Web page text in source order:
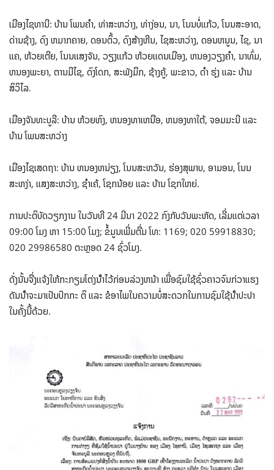
ເມືອງໄຊທານີ: ບ້ານ ໂພນຄຳ, ທ່າສະຫວ່າງ, ທ່າງ່ອນ, ນາ, ໂນນບໍ່ແກ້ວ, ໂນນສະອາດ,
ດ່ານຊ້າງ, ດົງ ຫມາກຄາຍ, ດອນຕິ້ວ, ດົງສ້າງຫີນ, ໄຊສະຫວ່າງ, ດອນຫນູນ, ໄຊ, ນາ
ແຄ, ຫ້ວຍເຕີຍ, ໂນນແສງຈັນ, ວຽງແກ້ວ ຫ້ວຍແດນເມືອງ, ຫນອງວຽງຄໍາ, ນາທົ່ມ,
ຫນອງພະຍາ, ຕານມີໄຊ, ດົງໂດກ, ສະພັງມຶກ, ຊ້າງຄູ້, ພະຂາວ, ດໍາ ຮຸ່ງ ແລະ ບ້ານ
ສິວິໄລ.
ເມືອງຈັນທະບູລີ: ບ້ານ ຫ້ວຍຫົງ, ຫນອງທາເຫນືອ, ຫນອງທາໃຕ້, ຈອມມະນີ ແລະ
ບ້ານ ໂພນສະຫວ່າງ
ເມືອງໄຊເສດຖາ: ບ້ານ ຫນອງຫນ່ຽງ, ໂນນສະຫວັນ, ຮ່ອງສຸພາບ, ອາມອນ, ໂນນ
ສະຫງ່າ, ແສງສະຫວ່າງ, ຊໍາເຄ້, ໂຊກນ້ອຍ ແລະ ບ້ານ ໂຊກໃຫຍ່.
ການປະຕິບັດວຽກງານ ໃນວັນທີ 24 ມີນາ 2022 ກົງກັບວັນພະຫັດ, ເລີ່ມແຕ່ເວລາ
09:00 ໂມງ ຫາ 15:00 ໂມງ; ຂໍ້ມູນເພີ່ມຕື່ມ ໂທ: 1169; 020 59918830;
020 29986580 ຕະຫຼອດ 24 ຊົ່ວໂມງ.
ດັ່ງນັ້ນຈື່ງແຈ້ງໃຫ້ກະກຽມໂຕ່ງນ້ໍາໄວ້ກ່ອນລ່ວງຫນ້າ ເພື່ອຊົມໃຊ້ຊົ່ວຄາວຈົນກ່ວາແຮງ
ດັນນ້ໍາຈະມາເປັນປົກກະ ຕິ ແລະ ຂໍອາໄພໃນຄວາມບໍ່ສະດວກໃນການຊົມໃຊ້ນ້ໍາປະປາ
ໃນຄັ້ງນີ້ດ້ວຍ.